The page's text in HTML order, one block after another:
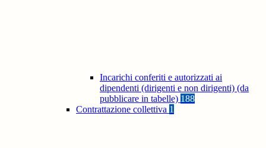
Incarichi conferiti e autorizzati ai
dipendenti (dirigenti e non dirigenti) (da
pubblicare in tabelle) 188
Contrattazione collettiva 1